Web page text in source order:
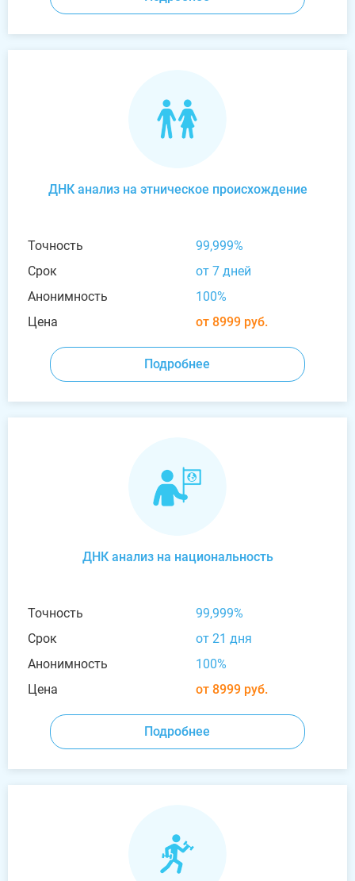
ДНК анализ на этническое происхождение
Точность
99,999%
Срок
от 7 дней
Анонимность
100%
Цена
от 8999 руб.
Подробнее
ДНК анализ на национальность
Точность
99,999%
Срок
от 21 дня
Анонимность
100%
Цена
от 8999 руб.
Подробнее